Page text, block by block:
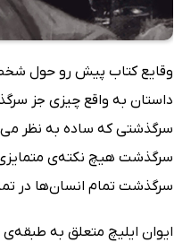
وقایع کتاب پیش رو حول
داستان به‌ واقع چیزی جز
سرگذشتی که ساده به نظر
سرگذشت هیچ نکته‌ی متمایزی
سرگذشت تمام انسان‌ها در
ایوان ایلیچ متعلق به